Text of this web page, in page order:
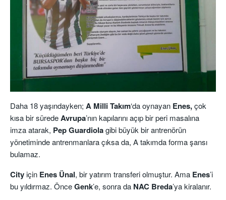
Daha 18 yaşındayken; A Milli Takım‘da oynayan Enes,çok
kısa bir süredeAvrupa’nın kapılarını açıp bir peri masalına
imza atarak, Pep Guardiolagibi büyük bir antrenörün
yönetiminde antrenmanlara çıksa da, A takımda forma şansı
bulamaz.
Cityiçin Enes Ünal, bir yatırım transferi olmuştur. Ama Enes’i
bu yıldırmaz. ÖnceGenk’e, sonra da NAC Breda’ya kiralanır.